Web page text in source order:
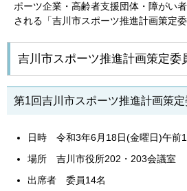
ポーツ企業・高齢者支援団体・障がい
される「吉川市スポーツ推進計画策定
吉川市スポーツ推進計画策定委
第1回吉川市スポーツ推進計画策定
日時 令和3年6月18日(金曜日)午前
場所 吉川市役所202・203会議室
出席者 委員14名